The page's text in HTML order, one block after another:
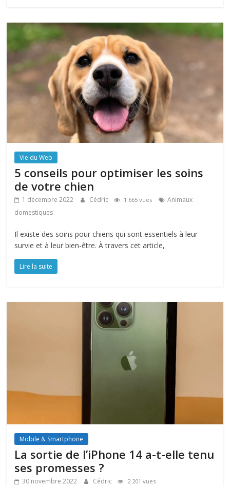
Vie du Web
5 conseils pour optimiser les soins
de votre chien
1 décembre 2022 Cédric 1 665 vues
Animaux
domestiques
Il existe des soins pour chiens qui sont essentiels à leur
survie et à leur bien-être. À travers cet article,
Lire la suite
Mobile & Smartphone
La sortie de l’iPhone 14 a-t-elle tenu
ses promesses ?
30 novembre 2022 Cédric 2 201 vues